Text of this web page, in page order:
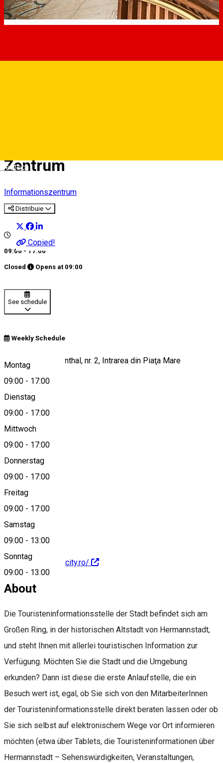
Deutsch
Zentrum
Informationszentrum
Distribuie
Copied!
09:00 - 17:00
Closed Opens at 09:00
See schedule
Weekly Schedule
Montag
09:00 - 17:00
Dienstag
09:00 - 17:00
Mittwoch
09:00 - 17:00
Donnerstag
09:00 - 17:00
Freitag
09:00 - 17:00
Samstag
09:00 - 13:00
Sonntag
09:00 - 13:00
Str. Samuel Brukenthal, nr. 2, Intrarea din Piaţa Mare
View on map
turism@sibiu.ro
https://www.sibiucity.ro/
About
Die Touristeninformationsstelle der Stadt befindet sich am
Großen Ring, in der historischen Altstadt von Hermannstadt,
und steht Ihnen mit allerlei touristischen Information zur
Verfügung. Möchten Sie die Stadt und die Umgebung
erkunden? Dann ist diese die erste Anlaufstelle, die ein
Besuch wert ist, egal, ob Sie sich von den MitarbeiterInnen
der Touristeninformationsstelle direkt beraten lassen oder ob
Sie sich selbst auf elektronischem Wege vor Ort informieren
möchten (etwa über Tablets, die Touristeninformationen über
Hermannstadt – Sehenswürdigkeiten, Veranstaltungen,